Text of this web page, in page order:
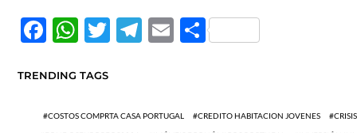
F
e
b
W
at
s
T
er
T
gr
E C
p
TRENDING TAGS
COSTOS COMPRTA CASA PORTUGAL CREDITO HABITACION JOVENES